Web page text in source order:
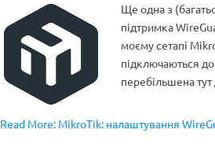
Ще одна з
підтримка
моєму сетапі
підключаються
перебільшена
Read More: MikroTik: налаштування